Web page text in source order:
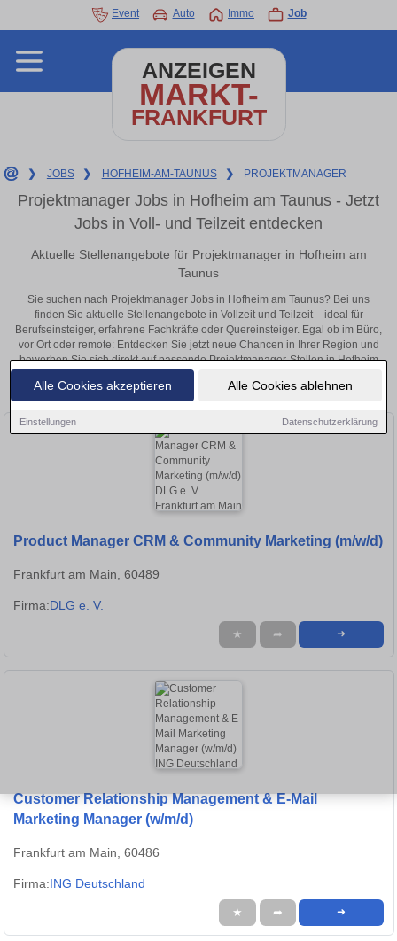
Alle Cookies akzeptieren Alle Cookies ablehnen
Einstellungen Datenschutzerklärung
Event Auto Immo Job
ANZEIGEN
MARKT-
FRANKFURT
❯ JOBS ❯ HOFHEIM-AM-TAUNUS ❯ PROJEKTMANAGER
Projektmanager Jobs in Hofheim am Taunus - Jetzt
Jobs in Voll- und Teilzeit entdecken
Aktuelle Stellenangebote für Projektmanager in Hofheim am
Taunus
Sie suchen nach Projektmanager Jobs in Hofheim am Taunus? Bei uns
finden Sie aktuelle Stellenangebote in Vollzeit und Teilzeit – ideal für
Berufseinsteiger, erfahrene Fachkräfte oder Quereinsteiger. Egal ob im Büro,
vor Ort oder remote: Entdecken Sie jetzt neue Chancen in Ihrer Region und
bewerben Sie sich direkt auf passende Projektmanager-Stellen in Hofheim
am Taunus!
Product Manager CRM & Community Marketing (m/w/d)
Frankfurt am Main, 60489
Firma:DLG e. V.
★ ➦ ➜
Customer Relationship Management & E-Mail
Marketing Manager (w/m/d)
Frankfurt am Main, 60486
Firma:ING Deutschland
★ ➦ ➜